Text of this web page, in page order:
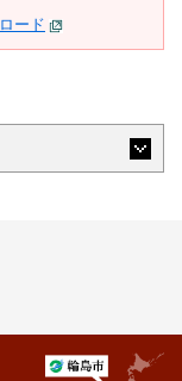
ード